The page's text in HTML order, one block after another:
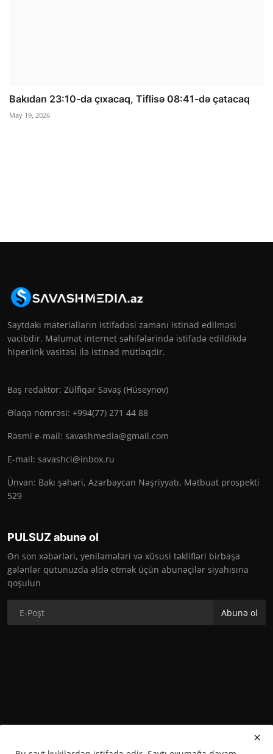
Bakıdan 23:10-da çıxacaq, Tiflisə 08:41-də çatacaq
May 19, 2026
Saytdakı materialların istifadəsi zamanı istinad edilməsi
vacibdir. Məlumat internet səhifələrində istifadə edildikdə
hiperlink vasitəsi ilə istinad mütləqdir.
Baş redaktor: Zülfiqar Savaş (Hüseynov)
Əlaqə nömrəsi: +994(77) 271 44 88
Rəsmi e-mail: savashmedia@gmail.com
E-mail: savashci@inbox.ru
Ünvan: Bakı şəhəri, Azərbaycan Nəşriyyatı, Mətbuat prospekti
529
PULSUZ abunə ol
Ən son xəbərləri, yeniləmələri və xüsusi təklifləri birbaşa
gələnlər qutunuzda əldə etmək üçün abunəçilər siyahısına
qoşulun
Abunə ol